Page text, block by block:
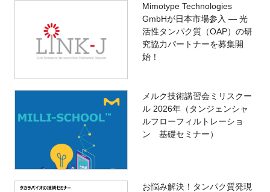
Mimotype Technologies
GmbHが日本市場参入 ― 光
活性タンパク質（OAP）の研
究協力パートナーを募集開
始！
メルク技術講習会ミリスクー
ル 2026年（タンジェンシャ
ルフローフィルトレーショ
ン 基礎セミナー）
お悩み解決！タンパク質発現